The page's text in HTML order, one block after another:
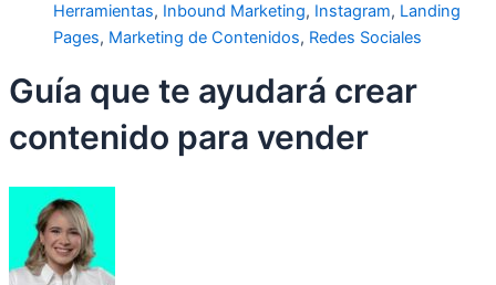
Herramientas, Inbound Marketing, Instagram, Landing
Pages, Marketing de Contenidos, Redes Sociales
Guía que te ayudará crear
contenido para vender